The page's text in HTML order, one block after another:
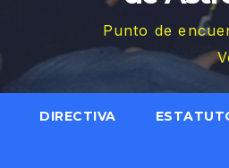
Punto de
DIRECTIVA